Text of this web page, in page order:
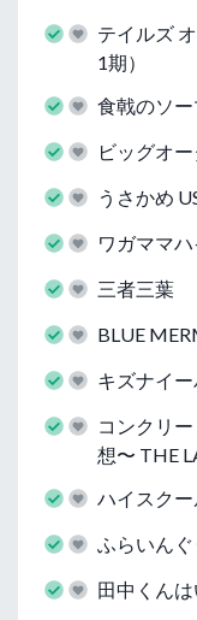
テイルズ
1期）
食戟のソー
ビッグオ
うさかめ
ワガママ
三者三葉
BLUE
キズナイ
コンクリ
想〜 THE
ハイスクー
ふらいん
田中くん